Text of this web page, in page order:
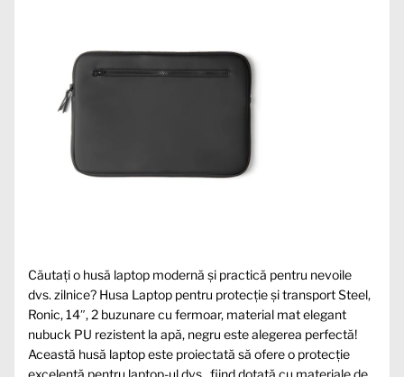
Căutați o husă laptop modernă și practică pentru nevoile
dvs. zilnice? Husa Laptop pentru protecție și transport Steel,
Ronic, 14″, 2 buzunare cu fermoar, material mat elegant
nubuck PU rezistent la apă, negru este alegerea perfectă!
Această husă laptop este proiectată să ofere o protecție
excelentă pentru laptop-ul dvs., fiind dotată cu materiale de